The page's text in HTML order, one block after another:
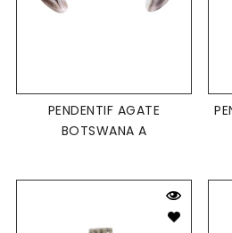
PENDENTIF AGATE
BOTSWANA A